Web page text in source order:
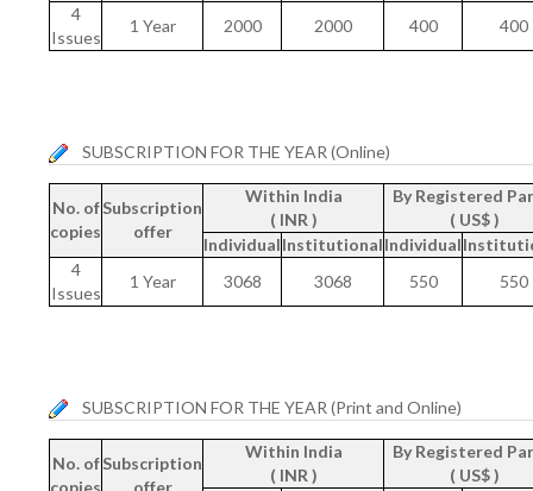
4
Issues
1 Year 2000 2000 400 400
SUBSCRIPTION FOR THE YEAR (Online)
No. of
copies
Subscription
offer
Within India
( INR )
By Registered
( US$ )
IndividualInstitutionalIndividual
4
Issues
1 Year 3068 3068 550 550
SUBSCRIPTION FOR THE YEAR (Print and Online)
No. of
copies
Subscription
offer
Within India
( INR )
By Registered
( US$ )